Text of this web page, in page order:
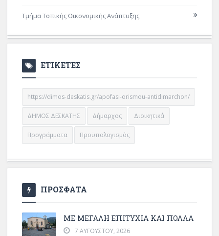
Τμήμα Τοπικής Οικονομικής Ανάπτυξης
ΕΤΙΚΕΤΕΣ
https://dimos-deskatis.gr/apofasi-orismou-antidimarchon/
ΔΗΜΟΣ ΔΕΣΚΑΤΗΣ Δήμαρχος Διοικητικά
Προγράμματα Προϋπολογισμός
ΠΡΟΣΦΑΤΑ
ΜΕ ΜΕΓΆΛΗ ΕΠΙΤΥΧΊΑ ΚΑΙ ΠΟΛΛΆ
7 ΑΥΓΟΎΣΤΟΥ, 2026